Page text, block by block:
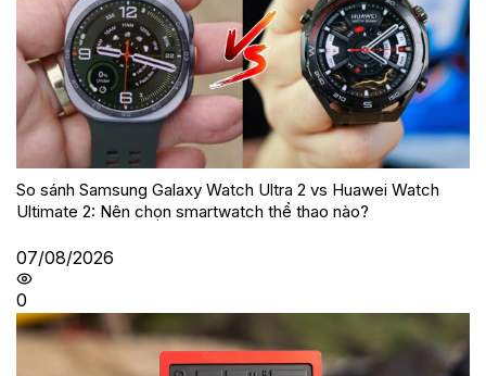
So sánh Samsung Galaxy Watch Ultra 2 vs Huawei Watch
Ultimate 2: Nên chọn smartwatch thể thao nào?
07/08/2026
0